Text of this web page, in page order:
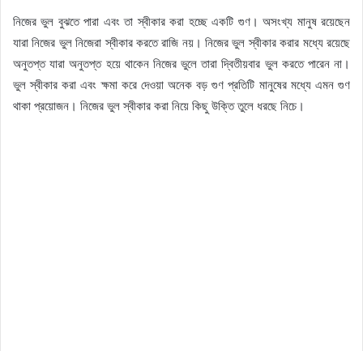
নিজের ভুল বুঝতে পারা এবং তা স্বীকার করা হচ্ছে একটি গুণ। অসংখ্য মানুষ রয়েছেন
যারা নিজের ভুল নিজেরা স্বীকার করতে রাজি নয়। নিজের ভুল স্বীকার করার মধ্যে রয়েছে
অনুতপ্ত যারা অনুতপ্ত হয়ে থাকেন নিজের ভুলে তারা দ্বিতীয়বার ভুল করতে পারেন না।
ভুল স্বীকার করা এবং ক্ষমা করে দেওয়া অনেক বড় গুণ প্রতিটি মানুষের মধ্যে এমন গুণ
থাকা প্রয়োজন। নিজের ভুল স্বীকার করা নিয়ে কিছু উক্তি তুলে ধরছে নিচে।